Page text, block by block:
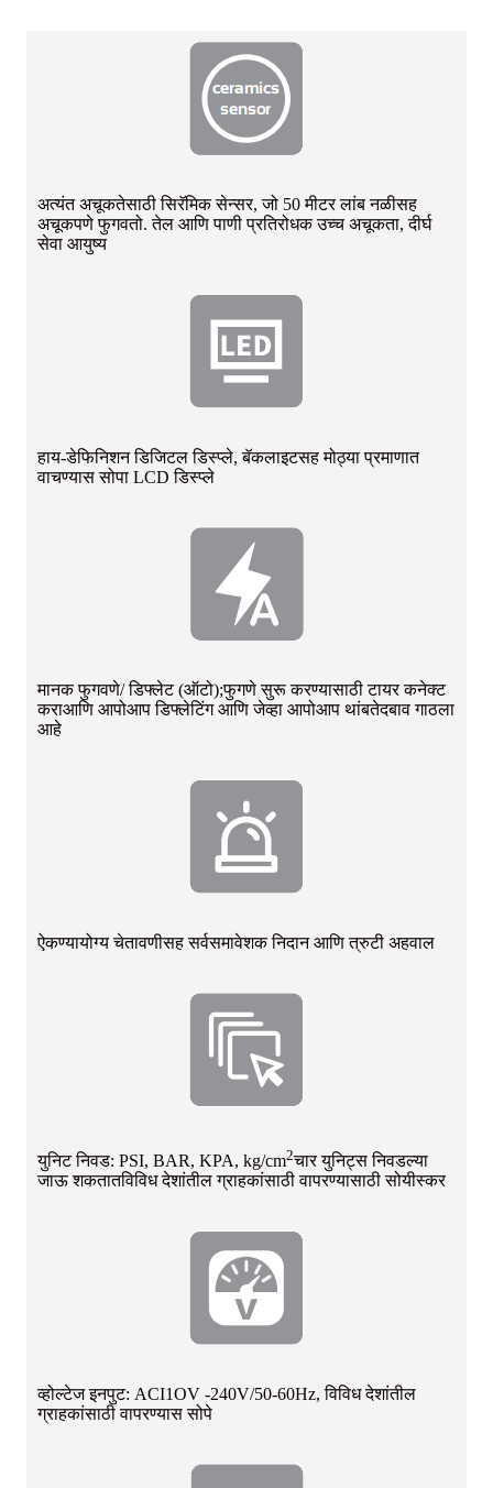
अत्यंत अचूकतेसाठी सिरॅमिक सेन्सर, जो 50 मीटर लांब नळीसह
अचूकपणे फुगवतो. तेल आणि पाणी प्रतिरोधक उच्च अचूकता, दीर्घ
सेवा आयुष्य
हाय-डेफिनिशन डिजिटल डिस्प्ले, बॅकलाइटसह मोठ्या प्रमाणात
वाचण्यास सोपा LCD डिस्प्ले
मानक फुगवणे/ डिफ्लेट (ऑटो);फुगणे सुरू करण्यासाठी टायर कनेक्ट
कराआणि आपोआप डिफ्लेटिंग आणि जेव्हा आपोआप थांबतेदबाव गाठला
आहे
ऐकण्यायोग्य चेतावणीसह सर्वसमावेशक निदान आणि त्रुटी अहवाल
युनिट निवड: PSI, BAR, KPA, kg/cm2चार युनिट्स निवडल्या
जाऊ शकतातविविध देशांतील ग्राहकांसाठी वापरण्यासाठी सोयीस्कर
व्होल्टेज इनपुट: ACI1OV -240V/50-60Hz, विविध देशांतील
ग्राहकांसाठी वापरण्यास सोपे